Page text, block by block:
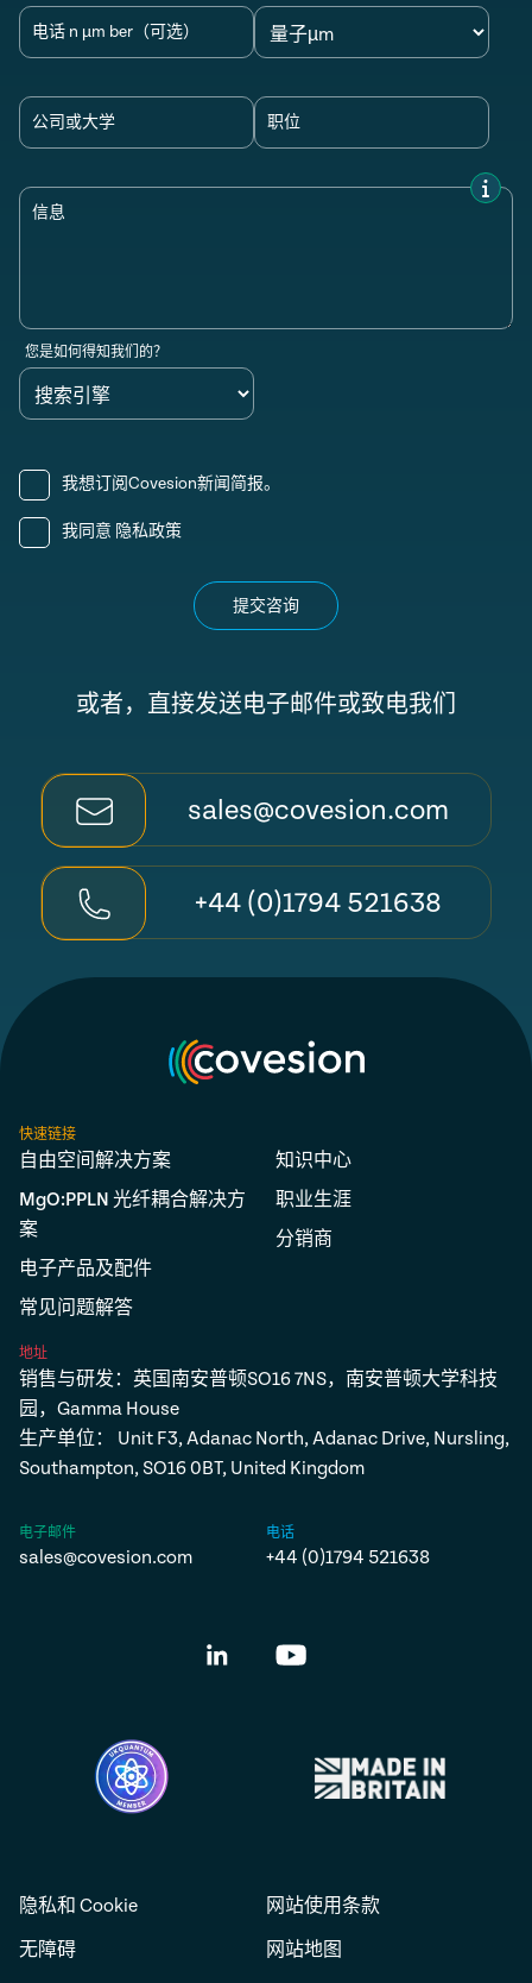
电话 n µm ber（可选）
公司或大学 职位
信息
您是如何得知我们的？
我想订阅Covesion新闻简报。
我同意 隐私政策
提交咨询
或者，直接发送电子邮件或致电我们
sales@covesion.com
+44 (0)1794 521638
快速链接
自由空间解决方案
MgO:PPLN 光纤耦合解决方
案
电子产品及配件
常见问题解答
知识中心
职业生涯
分销商
地址
销售与研发：英国南安普顿SO16 7NS，南安普顿大学科技
园，Gamma House
生产单位： Unit F3, Adanac North, Adanac Drive, Nursling,
Southampton, SO16 0BT, United Kingdom
电子邮件
sales@covesion.com
电话
+44 (0)1794 521638
隐私和 Cookie
网站使用条款
无障碍
网站地图